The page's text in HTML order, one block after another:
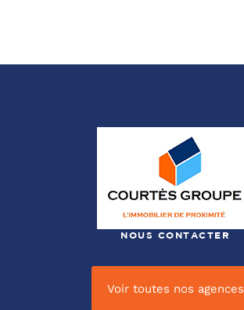
NOUS CONTACTER
Voir toutes nos agences